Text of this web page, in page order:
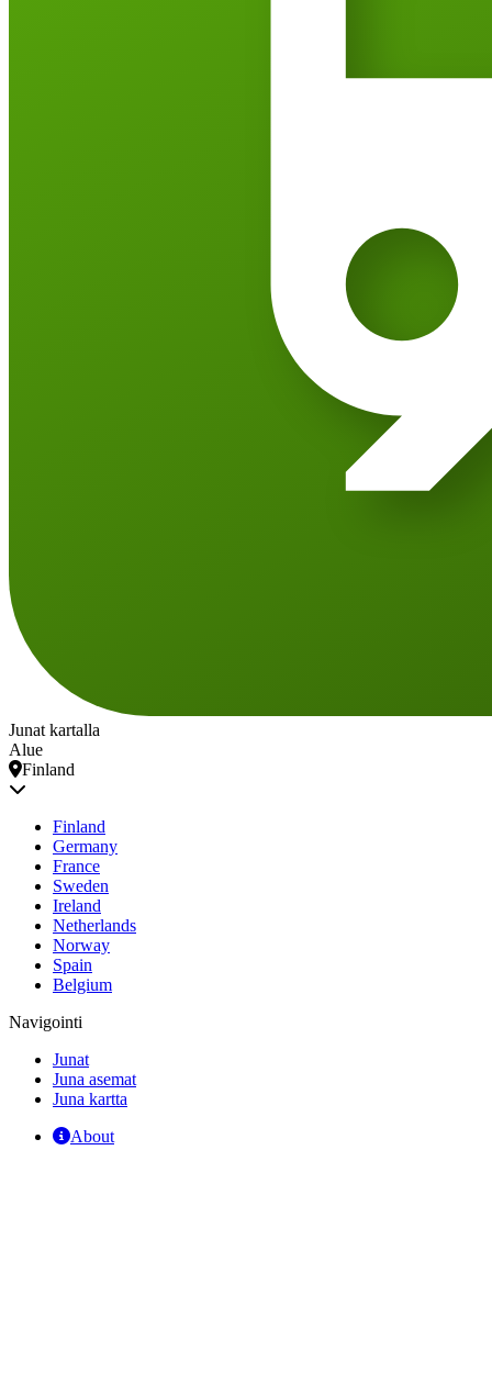
Junat kartalla
Alue
Finland
Finland
Germany
France
Sweden
Ireland
Netherlands
Norway
Spain
Belgium
Navigointi
Junat
Juna asemat
Juna kartta
About